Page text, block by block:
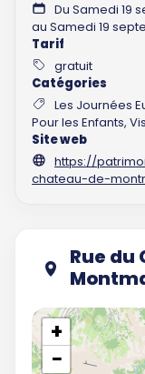
Du Samedi 19
au Samedi 19
Tarif
gratuit
Catégories
Les Journées
Pour les Enfants,
Site web
https://
chateau-de-
Rue du
+
−